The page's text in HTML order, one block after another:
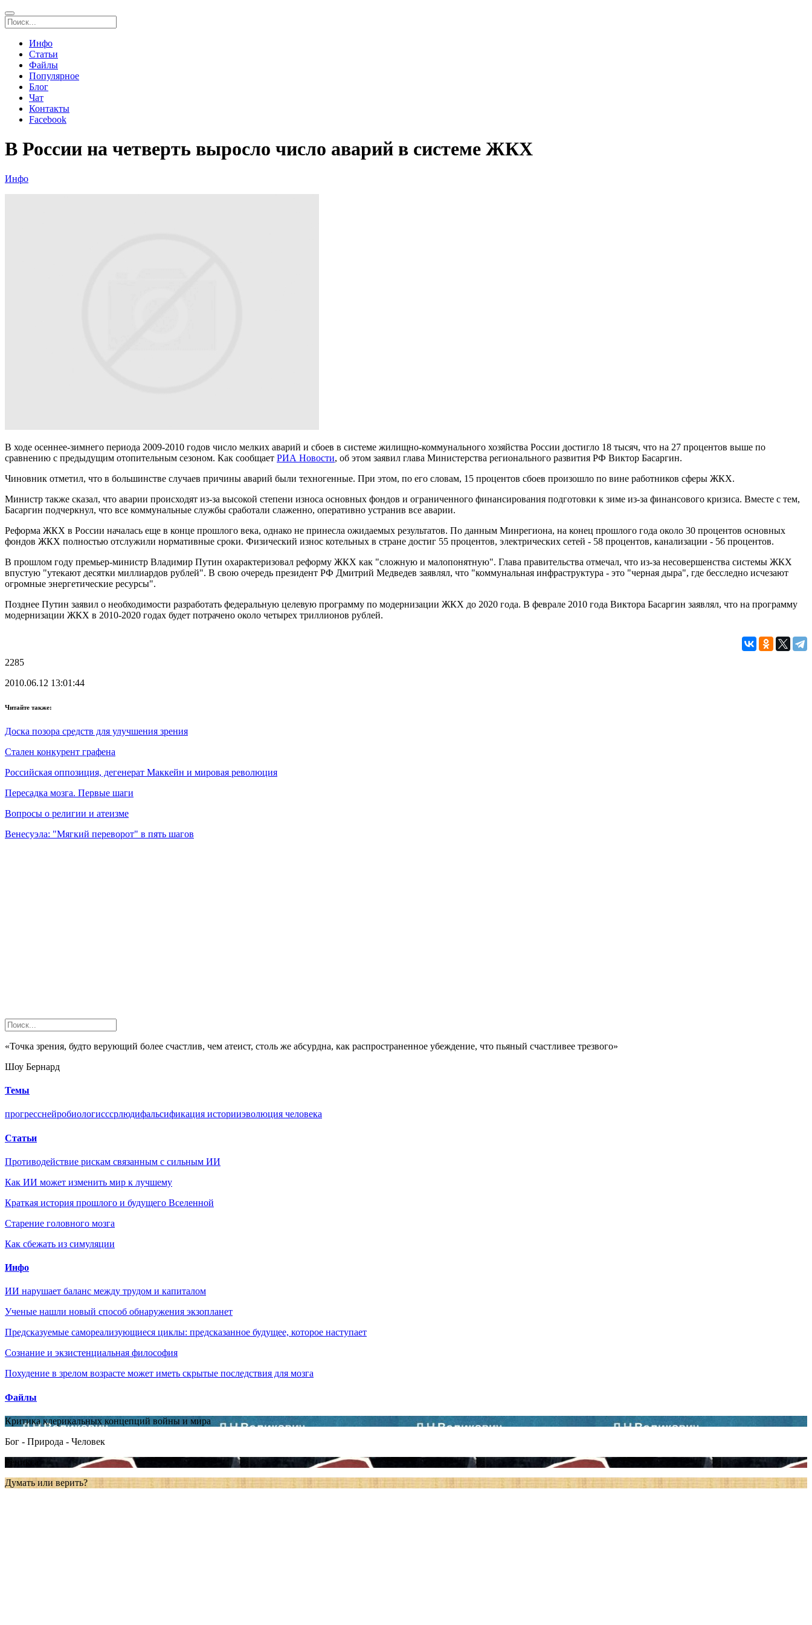
Инфо
Статьи
Файлы
Популярное
Блог
Чат
Контакты
Facebook
В России на четверть выросло число аварий в системе ЖКХ
Инфо
В ходе осеннее-зимнего периода 2009-2010 годов число мелких аварий и сбоев в системе жилищно-коммунального хозяйства России достигло 18 тысяч, что на 27 процентов выше по
сравнению с предыдущим отопительным сезоном. Как сообщает РИА Новости, об этом заявил глава Министерства регионального развития РФ Виктор Басаргин.
Чиновник отметил, что в большинстве случаев причины аварий были техногенные. При этом, по его словам, 15 процентов сбоев произошло по вине работников сферы ЖКХ.
Министр также сказал, что аварии происходят из-за высокой степени износа основных фондов и ограниченного финансирования подготовки к зиме из-за финансового кризиса. Вместе с тем,
Басаргин подчеркнул, что все коммунальные службы сработали слаженно, оперативно устранив все аварии.
Реформа ЖКХ в России началась еще в конце прошлого века, однако не принесла ожидаемых результатов. По данным Минрегиона, на конец прошлого года около 30 процентов основных
фондов ЖКХ полностью отслужили нормативные сроки. Физический износ котельных в стране достиг 55 процентов, электрических сетей - 58 процентов, канализации - 56 процентов.
В прошлом году премьер-министр Владимир Путин охарактеризовал реформу ЖКХ как "сложную и малопонятную". Глава правительства отмечал, что из-за несовершенства системы ЖКХ
впустую "утекают десятки миллиардов рублей". В свою очередь президент РФ Дмитрий Медведев заявлял, что "коммунальная инфраструктура - это "черная дыра", где бесследно исчезают
огромные энергетические ресурсы".
Позднее Путин заявил о необходимости разработать федеральную целевую программу по модернизации ЖКХ до 2020 года. В феврале 2010 года Виктора Басаргин заявлял, что на программу
модернизации ЖКХ в 2010-2020 годах будет потрачено около четырех триллионов рублей.
2285
2010.06.12 13:01:44
Читайте также:
Доска позора средств для улучшения зрения
Стален конкурент графена
Российская оппозиция, дегенерат Маккейн и мировая революция
Пересадка мозга. Первые шаги
Вопросы о религии и атеизме
Венесуэла: "Мягкий переворот" в пять шагов
«Точка зрения, будто верующий более счастлив, чем атеист, столь же абсурдна, как распространенное убеждение, что пьяный счастливее трезвого»
Шоу Бернард
Темы
прогресснейробиологисссрлюдифальсификация историиэволюция человека
Статьи
Противодействие рискам связанным с сильным ИИ
Как ИИ может изменить мир к лучшему
Краткая история прошлого и будущего Вселенной
Старение головного мозга
Как сбежать из симуляции
Инфо
ИИ нарушает баланс между трудом и капиталом
Ученые нашли новый способ обнаружения экзопланет
Предсказуемые самореализующиеся циклы: предсказанное будущее, которое наступает
Сознание и экзистенциальная философия
Похудение в зрелом возрасте может иметь скрытые последствия для мозга
Файлы
Критика клерикальных концепций войны и мира
Бог - Природа - Человек
Реникса
Думать или верить?